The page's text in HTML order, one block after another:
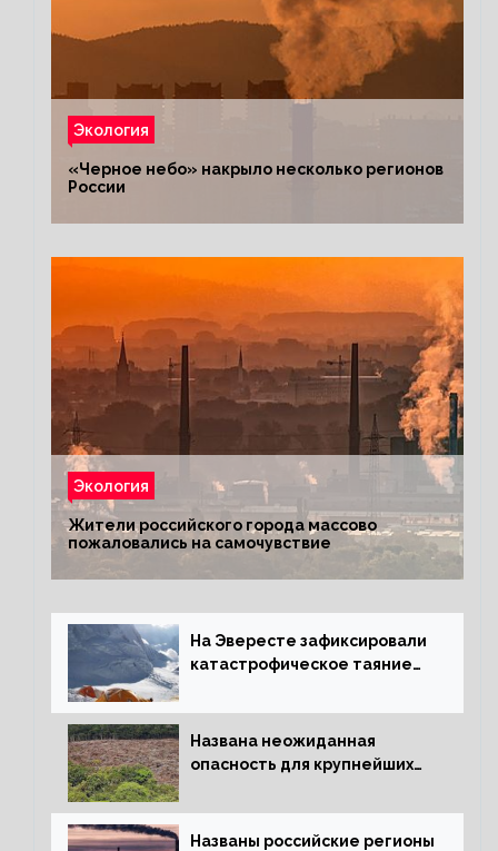
Экология
«Черное небо» накрыло несколько регионов
России
Экология
Жители российского города массово
пожаловались на самочувствие
На Эвересте зафиксировали
катастрофическое таяние
Названа неожиданная
опасность для крупнейших
Названы российские регионы